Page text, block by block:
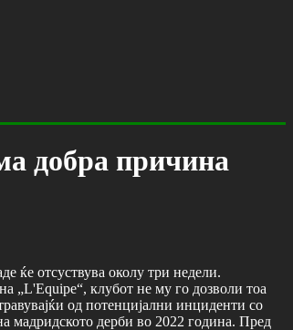
добра причина
ќе отсуствува околу три недели.
„L'Equipe“, клубот не му го дозволи тоа
од потенцијални инциденти со
мадридското дерби во 2022 година. Пред